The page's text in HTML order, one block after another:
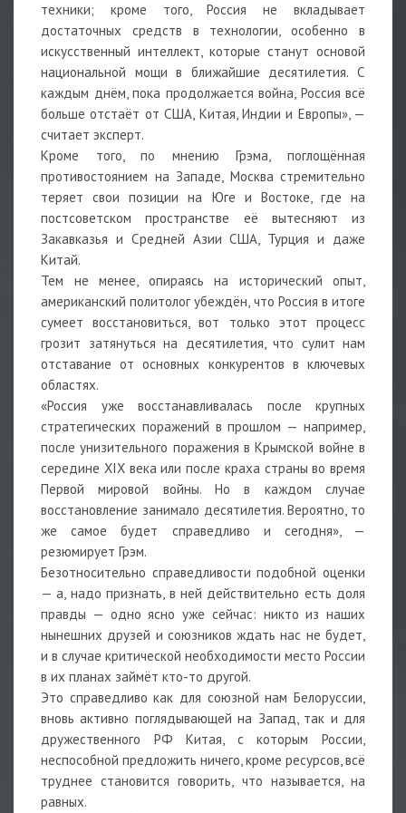
техники; кроме того, Россия не вкладывает
достаточных средств в технологии, особенно в
искусственный интеллект, которые станут основой
национальной мощи в ближайшие десятилетия. С
каждым днём, пока продолжается война, Россия всё
больше отстаёт от США, Китая, Индии и Европы», —
считает эксперт.
Кроме того, по мнению Грэма, поглощённая
противостоянием на Западе, Москва стремительно
теряет свои позиции на Юге и Востоке, где на
постсоветском пространстве её вытесняют из
Закавказья и Средней Азии США, Турция и даже
Китай.
Тем не менее, опираясь на исторический опыт,
американский политолог убеждён, что Россия в итоге
сумеет восстановиться, вот только этот процесс
грозит затянуться на десятилетия, что сулит нам
отставание от основных конкурентов в ключевых
областях.
«Россия уже восстанавливалась после крупных
стратегических поражений в прошлом — например,
после унизительного поражения в Крымской войне в
середине XIX века или после краха страны во время
Первой мировой войны. Но в каждом случае
восстановление занимало десятилетия. Вероятно, то
же самое будет справедливо и сегодня», —
резюмирует Грэм.
Безотносительно справедливости подобной оценки
— а, надо признать, в ней действительно есть доля
правды — одно ясно уже сейчас: никто из наших
нынешних друзей и союзников ждать нас не будет,
и в случае критической необходимости место России
в их планах займёт кто-то другой.
Это справедливо как для союзной нам Белоруссии,
вновь активно поглядывающей на Запад, так и для
дружественного РФ Китая, с которым России,
неспособной предложить ничего, кроме ресурсов, всё
труднее становится говорить, что называется, на
равных.